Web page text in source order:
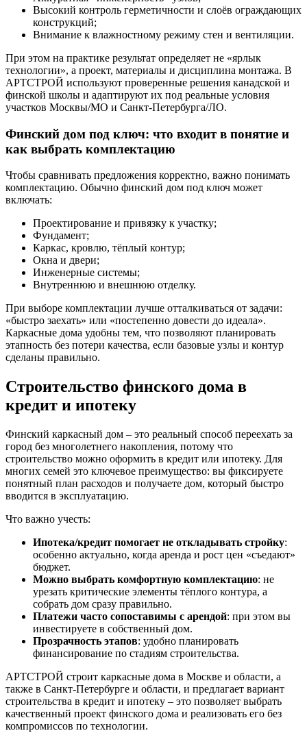
Высокий контроль герметичности и слоёв ограждающих
конструкций;
Внимание к влажностному режиму стен и вентиляции.
При этом на практике результат определяет не «ярлык
технологии», а проект, материалы и дисциплина монтажа. В
АРТСТРОЙ используют проверенные решения канадской и
финской школы и адаптируют их под реальные условия
участков Москвы/МО и Санкт-Петербурга/ЛО.
Финский дом под ключ: что входит в понятие и
как выбрать комплектацию
Чтобы сравнивать предложения корректно, важно понимать
комплектацию. Обычно финский дом под ключ может
включать:
Проектирование и привязку к участку;
Фундамент;
Каркас, кровлю, тёплый контур;
Окна и двери;
Инженерные системы;
Внутреннюю и внешнюю отделку.
При выборе комплектации лучше отталкиваться от задачи:
«быстро заехать» или «постепенно довести до идеала».
Каркасные дома удобны тем, что позволяют планировать
этапность без потери качества, если базовые узлы и контур
сделаны правильно.
Строительство финского дома в
кредит и ипотеку
Финский каркасный дом – это реальный способ переехать за
город без многолетнего накопления, потому что
строительство можно оформить в кредит или ипотеку. Для
многих семей это ключевое преимущество: вы фиксируете
понятный план расходов и получаете дом, который быстро
вводится в эксплуатацию.
Что важно учесть:
Ипотека/кредит помогает не откладывать стройку:
особенно актуально, когда аренда и рост цен «съедают»
бюджет.
Можно выбрать комфортную комплектацию: не
урезать критические элементы тёплого контура, а
собрать дом сразу правильно.
Платежи часто сопоставимы с арендой: при этом вы
инвестируете в собственный дом.
Прозрачность этапов: удобно планировать
финансирование по стадиям строительства.
АРТСТРОЙ строит каркасные дома в Москве и области, а
также в Санкт-Петербурге и области, и предлагает вариант
строительства в кредит и ипотеку – это позволяет выбрать
качественный проект финского дома и реализовать его без
компромиссов по технологии.